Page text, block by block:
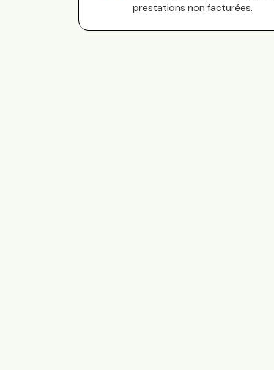
prestations non facturées.